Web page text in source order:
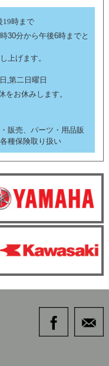
19時まで
30分から午後6時までと
上げます。
,第二日曜日
をお休みします。
販売、パーツ・用品販
種保険取り扱い